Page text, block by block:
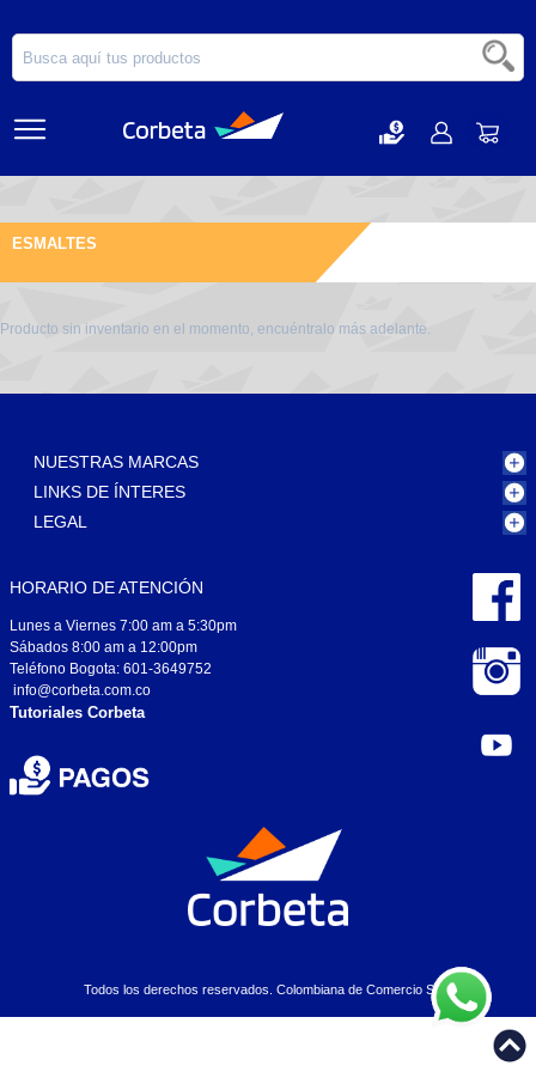
ESMALTES
Producto sin inventario en el momento, encuéntralo más adelante.
NUESTRAS MARCAS
LINKS DE ÍNTERES
LEGAL
HORARIO DE ATENCIÓN
Lunes a Viernes 7:00 am a 5:30pm
Sábados 8:00 am a 12:00pm
Teléfono Bogota: 601-3649752
info@corbeta.com.co
Tutoriales Corbeta
Todos los derechos reservados. Colombiana de Comercio S.A..